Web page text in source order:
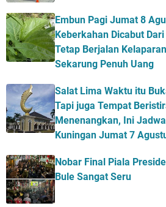
Embun Pagi Jumat 8
Keberkahan Dicabut
Tetap Berjalan
Sekarung Penuh Uang
Salat Lima Waktu itu
Tapi juga Tempat
Menenangkan, Ini
Kuningan Jumat 7
Nobar Final Piala
Bule Sangat Seru